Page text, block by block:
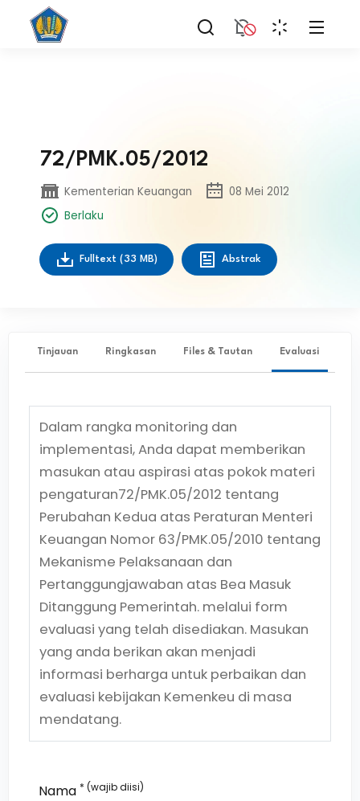
72/PMK.05/2012
Kementerian Keuangan
08 Mei 2012
Berlaku
Fulltext (33 MB) Abstrak
Tinjauan Ringkasan Files & Tautan Evaluasi
Dalam rangka monitoring dan
implementasi, Anda dapat memberikan
masukan atau aspirasi atas pokok materi
pengaturan72/PMK.05/2012 tentang
Perubahan Kedua atas Peraturan Menteri
Keuangan Nomor 63/PMK.05/2010 tentang
Mekanisme Pelaksanaan dan
Pertanggungjawaban atas Bea Masuk
Ditanggung Pemerintah. melalui form
evaluasi yang telah disediakan. Masukan
yang anda berikan akan menjadi
informasi berharga untuk perbaikan dan
evaluasi kebijakan Kemenkeu di masa
mendatang.
Nama * (wajib diisi)